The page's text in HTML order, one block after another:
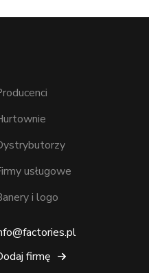
usługowe
i logo
firmę